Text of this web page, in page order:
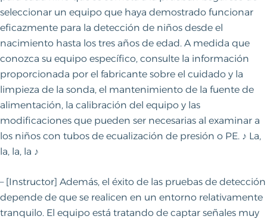
seleccionar un equipo que haya demostrado funcionar
eficazmente para la detección de niños desde el
nacimiento hasta los tres años de edad. A medida que
conozca su equipo específico, consulte la información
proporcionada por el fabricante sobre el cuidado y la
limpieza de la sonda, el mantenimiento de la fuente de
alimentación, la calibración del equipo y las
modificaciones que pueden ser necesarias al examinar a
los niños con tubos de ecualización de presión o PE. ♪ La,
la, la, la ♪
– [Instructor] Además, el éxito de las pruebas de detección
depende de que se realicen en un entorno relativamente
tranquilo. El equipo está tratando de captar señales muy